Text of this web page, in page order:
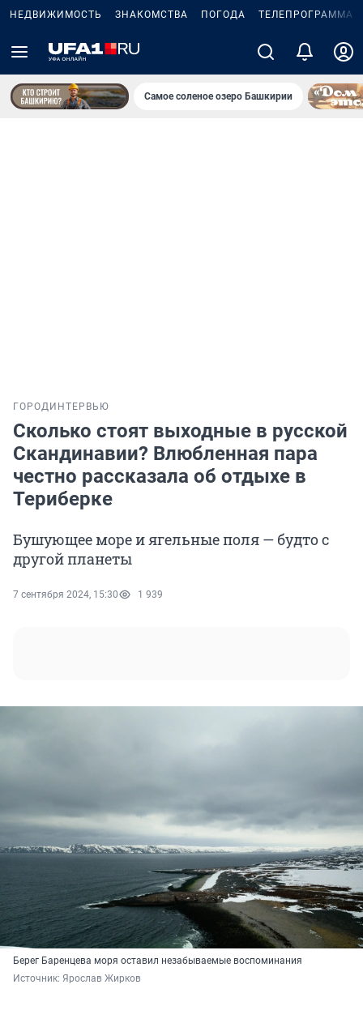
НЕДВИЖИМОСТЬ ЗНАКОМСТВА ПОГОДА ТЕЛЕПРОГРАММА
Самое соленое озеро Башкирии
ГОРОД ИНТЕРВЬЮ
Сколько стоят выходные в русской
Скандинавии? Влюбленная пара
честно рассказала об отдыхе в
Териберке
Бушующее море и ягельные поля — будто с
другой планеты
7 сентября 2024, 15:30 1 939
Берег Баренцева моря оставил незабываемые воспоминания
Источник: Ярослав Жирков